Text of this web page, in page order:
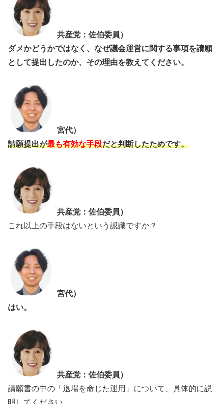
共産党：佐伯委員）
ダメかどうかではなく、なぜ議会運営に関する事項を請願
として提出したのか、その理由を教えてください。
宮代）
請願提出が最も有効な手段だと判断したためです。
共産党：佐伯委員）
これ以上の手段はないという認識ですか？
宮代）
はい。
共産党：佐伯委員）
請願書の中の「退場を命じた運用」について、具体的に説